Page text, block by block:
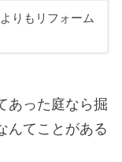
りもリフォーム
あった庭なら掘
んてことがある